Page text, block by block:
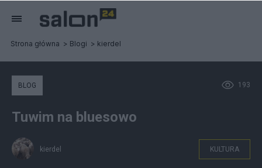
Strona główna Blogi kierdel
193
BLOG
Tuwim na bluesowo
kierdel KULTURA